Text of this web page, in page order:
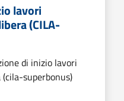
lavori
(CILA-
di inizio lavori
superbonus)